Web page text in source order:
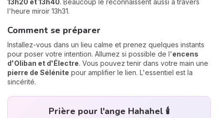
l'heure miroir 13h31.
Comment se préparer
Installez-vous dans un lieu calme et prenez quelques instants
pour poser votre intention. Allumez si possible de l'encens
d'Oliban et d'Électre. Vous pouvez tenir dans votre main une
pierre de Sélénite pour amplifier le lien. L'essentiel est la
sincérité.
Prière pour l'ange Hahahel 🕯️